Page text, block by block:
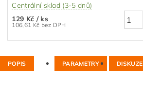
Centrální sklad (3-5 dnů)
129 Kč / ks
106,61 Kč bez DPH
POPIS PARAMETRY DISKUZE